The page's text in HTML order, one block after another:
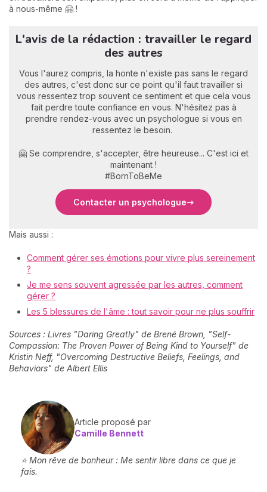
à nous-même 🤗 !
L'avis de la rédaction : travailler le regard
des autres
Vous l'aurez compris, la honte n'existe pas sans le regard
des autres, c'est donc sur ce point qu'il faut travailler si
vous ressentez trop souvent ce sentiment et que cela vous
fait perdre toute confiance en vous. N'hésitez pas à
prendre rendez-vous avec un psychologue si vous en
ressentez le besoin.
🤗 Se comprendre, s'accepter, être heureuse... C'est ici et
maintenant !
#BornToBeMe
Contacter un psychologue
Mais aussi :
Comment gérer ses émotions pour vivre plus sereinement
?
Je me sens souvent agressée par les autres, comment
gérer ?
Les 5 blessures de l'âme : tout savoir pour ne plus souffrir
Sources : Livres "Daring Greatly" de Brené Brown, "Self-
Compassion: The Proven Power of Being Kind to Yourself" de
Kristin Neff, "Overcoming Destructive Beliefs, Feelings, and
Behaviors" de Albert Ellis
Article proposé par
Camille Bennett
⭐ Mon rêve de bonheur : Me sentir libre dans ce que je
fais.